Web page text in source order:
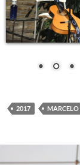
2017